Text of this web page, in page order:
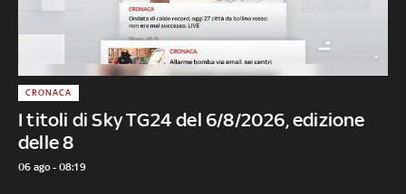
I titoli di Sky TG24 del 6/8/2026, edizione
delle 8
CRONACA
06 ago - 08:19